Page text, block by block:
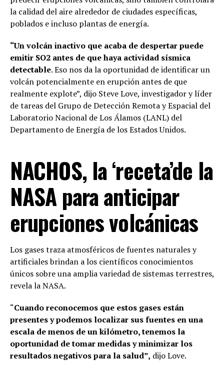
la calidad del aire alrededor de ciudades específicas,
poblados e incluso plantas de energía.
“Un volcán inactivo que acaba de despertar puede
emitir SO2 antes de que haya actividad sísmica
detectable. Eso nos da la oportunidad de identificar un
volcán potencialmente en erupción antes de que
realmente explote”, dijo Steve Love, investigador y líder
de tareas del Grupo de Detección Remota y Espacial del
Laboratorio Nacional de Los Álamos (LANL) del
Departamento de Energía de los Estados Unidos.
NACHOS, la ‘receta’de la
NASA para anticipar
erupciones volcánicas
Los gases traza atmosféricos de fuentes naturales y
artificiales brindan a los científicos conocimientos
únicos sobre una amplia variedad de sistemas terrestres,
revela la NASA.
“Cuando reconocemos que estos gases están
presentes y podemos localizar sus fuentes en una
escala de menos de un kilómetro, tenemos la
oportunidad de tomar medidas y minimizar los
resultados negativos para la salud”, dijo Love.